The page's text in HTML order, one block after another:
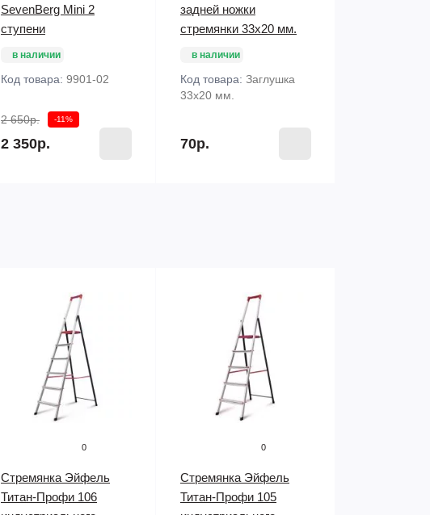
SevenBerg Mini 2
ступени
в наличии
Код товара: 9901-02
2 650р. -11%
2 350р.
задней ножки
стремянки 33х20 мм.
в наличии
Код товара: Заглушка
33х20 мм.
70р.
0
Стремянка Эйфель
Титан-Профи 106
0
Стремянка Эйфель
Титан-Профи 105